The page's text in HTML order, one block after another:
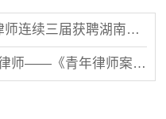
上一篇：喜报！我所袁亚云律师连续三届获聘湖南省消保委律师团成员，并再度荣获“湖南省消费维权优秀公益律师”称号！
下一篇：锐杰大讲堂||李青云律师——《青年律师案源拓展与谈案实战指南》